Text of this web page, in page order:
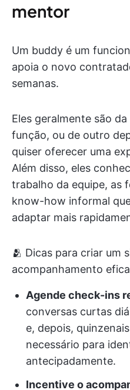
mentor
Um buddy é um
apoia o novo
semanas.
Eles geralmente são
função, ou de outro
quiser oferecer uma
Além disso, eles
trabalho da equipe, as
know-how informal
adaptar mais
🫂 Dicas para criar um
acompanhamento
Agende check-ins
conversas curtas
e, depois,
necessário para
antecipadamente.
Incentive o